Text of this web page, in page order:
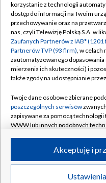
Abonament TVP
Emisja w TVP
Centrum informacji TVP
Naziemna Telewizja
Rada Programowa
System NOS
Informacje o nadawcy
Program dla prasy
©2026 Telewizja
korzystanie z technologii
dostęp do informacji na Twoim
przechowywanie oraz na
nas, czyli Telewizję Polską S.A. w
Zaufanych Partnerów z IAB* (1201
Partnerów TVP (93 firm), w celach
zautomatyzowanego
mierzenia ich skuteczności) i
także zgody na udostępnianie
Twoje dane osobowe zbierane
poszczególnych serwisów
zapisywane za pomocą
WWW lub innych podobnych
ruchu w Internecie.
Twoje dane osobowe zbierane
poszczególnych serwisówna
Akceptuję i